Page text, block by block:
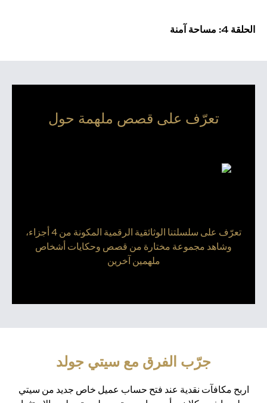
الحلقة 4: مساحة آمنة
تعرّف على قصص ملهمة حول
تعرّف على سلسلتنا الوثائقية الرقمية المكونة من 4 أجزاء،
وشاهد مجموعة مختارة من قصص وحكايات أشخاص
ملهمين آخرين
جرّب الفرق مع سيتي جولد
اربح مكافآت نقدية عند فتح حساب عميل خاص جديد من سيتي